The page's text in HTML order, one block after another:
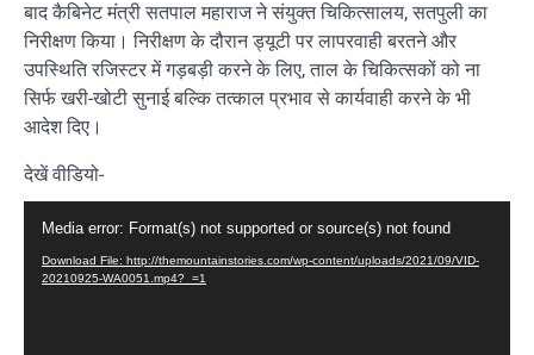
बाद कैबिनेट मंत्री सतपाल महाराज ने संयुक्त चिकित्सालय, सतपुली का
निरीक्षण किया। निरीक्षण के दौरान ड्यूटी पर लापरवाही बरतने और
उपस्थिति रजिस्टर में गड़बड़ी करने के लिए, ताल के चिकित्सकों को ना
सिर्फ खरी-खोटी सुनाई बल्कि तत्काल प्रभाव से कार्यवाही करने के भी
आदेश दिए।
देखें वीडियो-
Media error: Format(s) not supported or source(s) not found
Download File: http://themountainstories.com/wp-content/uploads/2021/09/VID-
20210925-WA0051.mp4?_=1